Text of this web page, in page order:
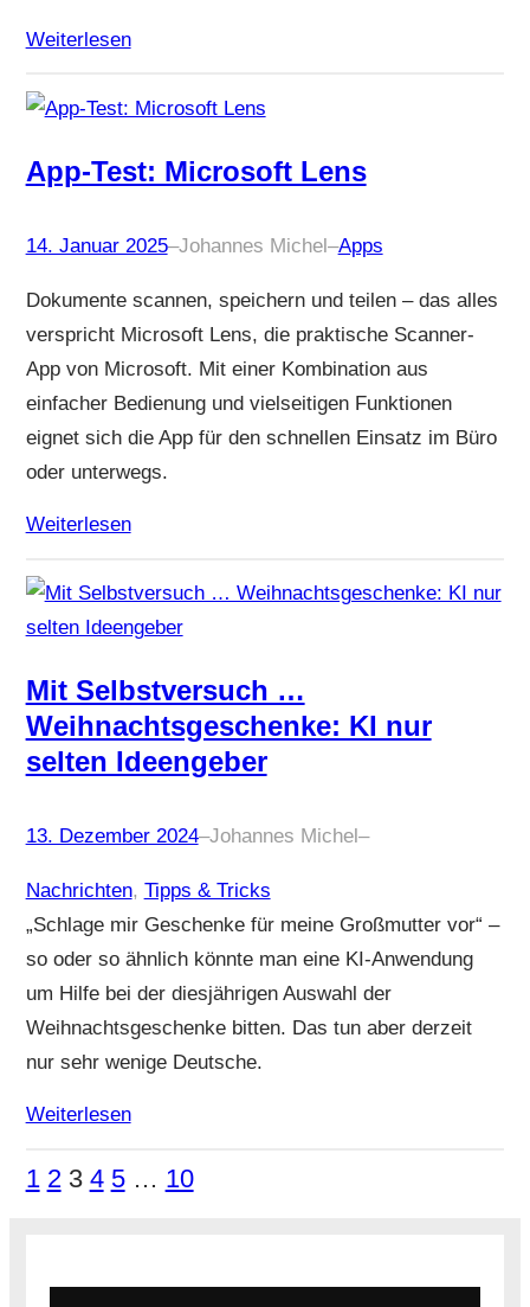
Weiterlesen
App-Test: Microsoft Lens
14. Januar 2025–Johannes Michel–Apps
Dokumente scannen, speichern und teilen – das alles
verspricht Microsoft Lens, die praktische Scanner-
App von Microsoft. Mit einer Kombination aus
einfacher Bedienung und vielseitigen Funktionen
eignet sich die App für den schnellen Einsatz im Büro
oder unterwegs.
Weiterlesen
Mit Selbstversuch …
Weihnachtsgeschenke: KI nur
selten Ideengeber
13. Dezember 2024–Johannes Michel –
Nachrichten, Tipps & Tricks
„Schlage mir Geschenke für meine Großmutter vor“ –
so oder so ähnlich könnte man eine KI-Anwendung
um Hilfe bei der diesjährigen Auswahl der
Weihnachtsgeschenke bitten. Das tun aber derzeit
nur sehr wenige Deutsche.
Weiterlesen
1 2 3 4 5 … 10